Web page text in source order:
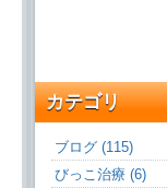
カテゴリ
ブログ (115)
びっこ治療 (6)